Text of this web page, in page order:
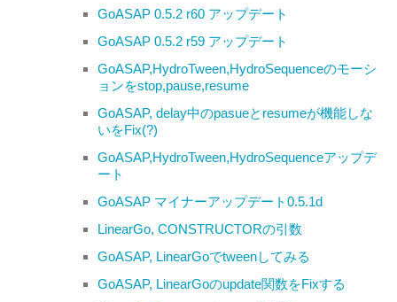
GoASAP 0.5.2 r60 アップデート
GoASAP 0.5.2 r59 アップデート
GoASAP,HydroTween,HydroSequenceのモーシ
ョンをstop,pause,resume
GoASAP, delay中のpasueとresumeが機能しな
いをFix(?)
GoASAP,HydroTween,HydroSequenceアップデ
ート
GoASAP マイナーアップデート0.5.1d
LinearGo, CONSTRUCTORの引数
GoASAP, LinearGoでtweenしてみる
GoASAP, LinearGoのupdate関数をFixする